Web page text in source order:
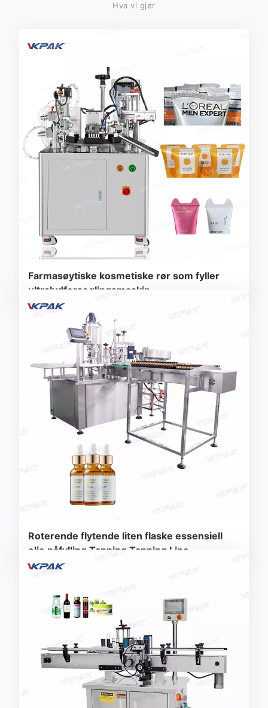
Hva vi gjør
Farmasøytiske kosmetiske rør som fyller
ultralydforseglingsmaskin
Roterende flytende liten flaske essensiell
olje påfylling Tapping Tapping Line